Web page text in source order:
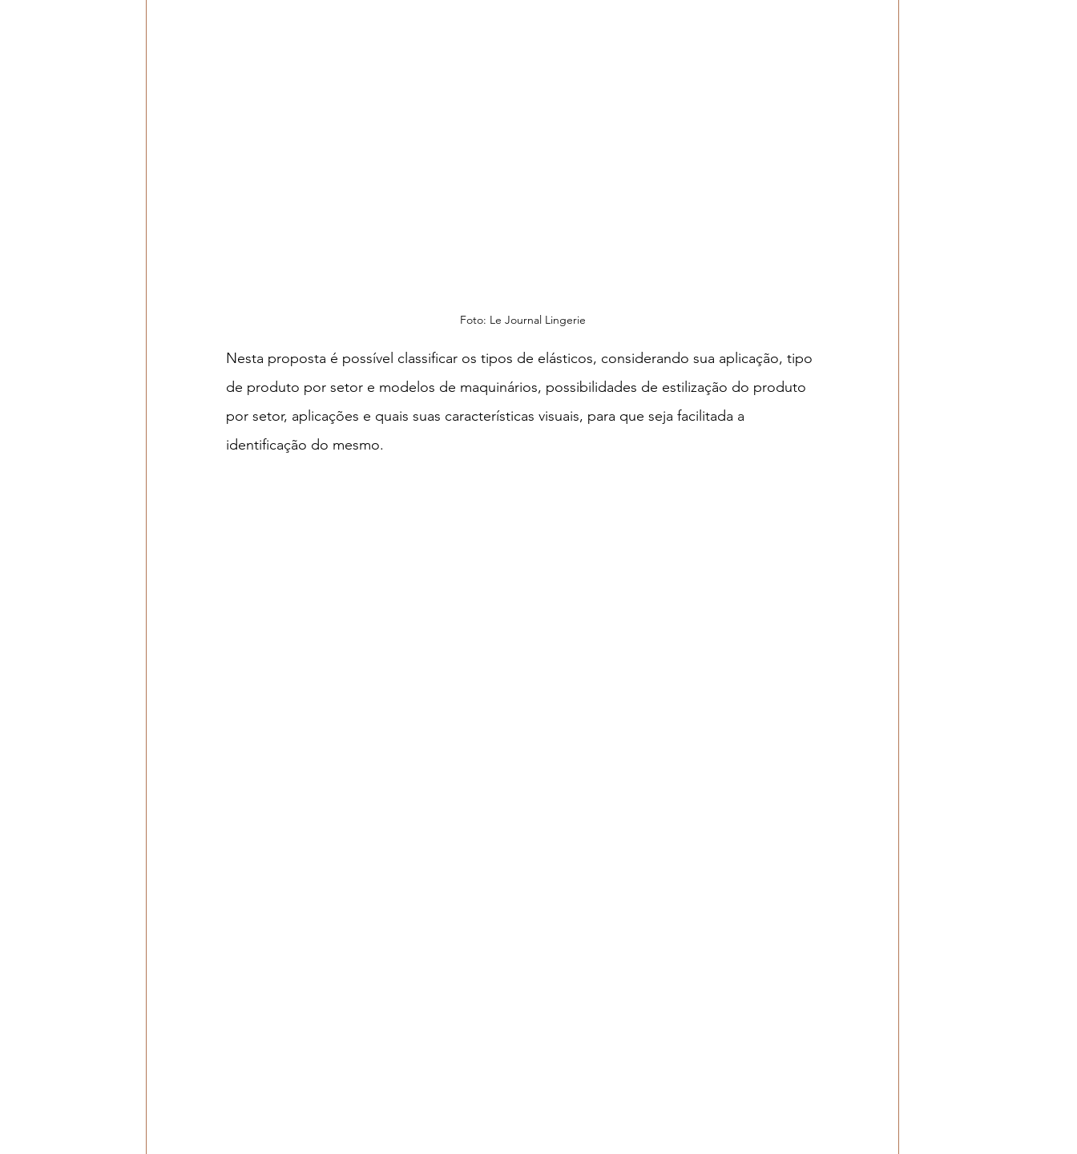
Foto: Le Journal Lingerie
Nesta proposta é possível classificar os tipos de elásticos, considerando sua aplicação, tipo
de produto por setor e modelos de maquinários, possibilidades de estilização do produto
por setor, aplicações e quais suas características visuais, para que seja facilitada a
identificação do mesmo.